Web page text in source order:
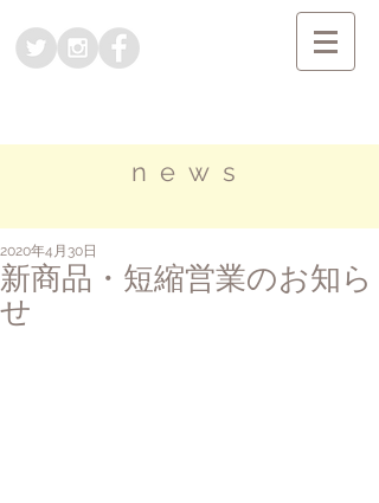
news
新商品・短縮営業のお知ら
せ
2020年4月30日